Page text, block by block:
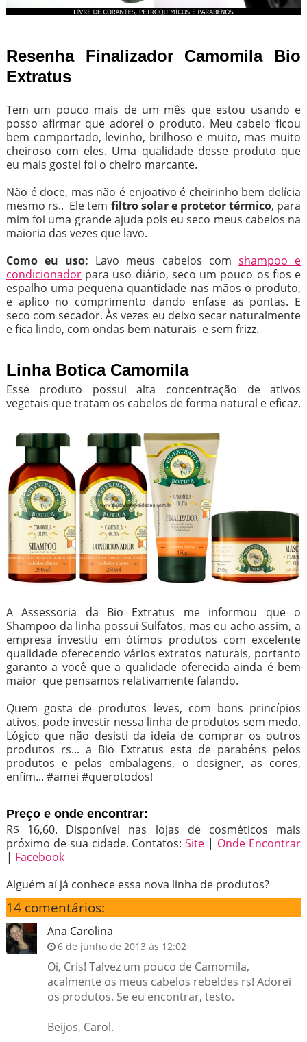
Resenha Finalizador Camomila Bio
Extratus
Tem um pouco mais de um mês que estou usando e
posso afirmar que adorei o produto. Meu cabelo ficou
bem comportado, levinho, brilhoso e muito, mas muito
cheiroso com eles. Uma qualidade desse produto que
eu mais gostei foi o cheiro marcante.
Não é doce, mas não é enjoativo é cheirinho bem delícia
mesmo rs.. Ele tem filtro solar e protetor térmico, para
mim foi uma grande ajuda pois eu seco meus cabelos na
maioria das vezes que lavo.
Como eu uso: Lavo meus cabelos com shampoo e
condicionadorpara uso diário, seco um pouco os fios e
espalho uma pequena quantidade nas mãos o produto,
e aplico no comprimento dando enfase as pontas. E
seco com secador. Às vezes eu deixo secar naturalmente
e fica lindo, com ondas bem naturais e sem frizz.
Linha Botica Camomila
Esse produto possui alta concentração de ativos
vegetais que tratam os cabelos de forma natural e eficaz.
A Assessoria da Bio Extratus me informou que o
Shampoo da linha possui Sulfatos, mas eu acho assim, a
empresa investiu em ótimos produtos com excelente
qualidade oferecendo vários extratos naturais, portanto
garanto a você que a qualidade oferecida ainda é bem
maior que pensamos relativamente falando.
Quem gosta de produtos leves, com bons princípios
ativos, pode investir nessa linha de produtos sem medo.
Lógico que não desisti da ideia de comprar os outros
produtos rs... a Bio Extratus esta de parabéns pelos
produtos e pelas embalagens, o designer, as cores,
enfim... #amei #querotodos!
Preço e onde encontrar:
R$ 16,60. Disponível nas lojas de cosméticos mais
próximo de sua cidade. Contatos:Site | Onde Encontrar
| Facebook
Alguém aí já conhece essa nova linha de produtos?
14 comentários:
Ana Carolina
6 de junho de 2013 às 12:02
Oi, Cris! Talvez um pouco de Camomila,
acalmente os meus cabelos rebeldes rs! Adorei
os produtos. Se eu encontrar, testo.
Beijos, Carol.